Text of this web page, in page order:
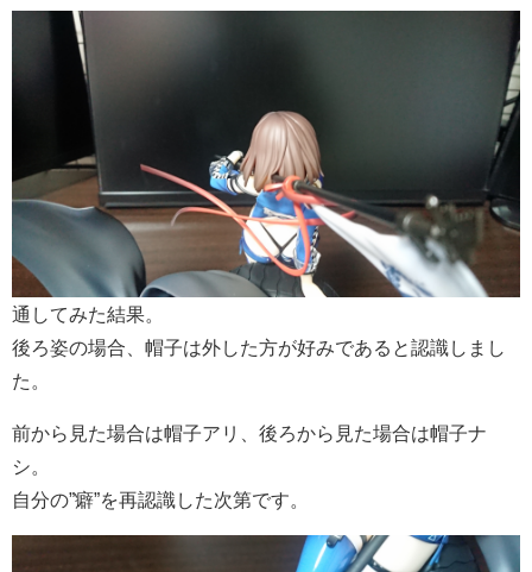
通してみた結果。
後ろ姿の場合、帽子は外した方が好みであると認識しまし
た。
前から見た場合は帽子アリ、後ろから見た場合は帽子ナ
シ。
自分の”癖”を再認識した次第です。